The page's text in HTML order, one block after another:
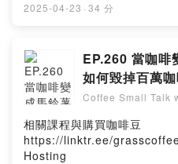
1my5k/commentsPowered
2025-04-23 · 34 分
EP.260 當咖啡
如何毀掉百萬
風味的經濟災
☆ ☆ ☆
Coffee Small Talk
相關課程與購買咖啡豆
https://linktr.ee/
Hosting